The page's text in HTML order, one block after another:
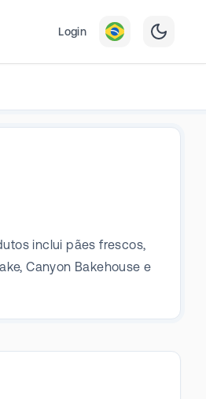
Login
inclui pães frescos,
Canyon Bakehouse e